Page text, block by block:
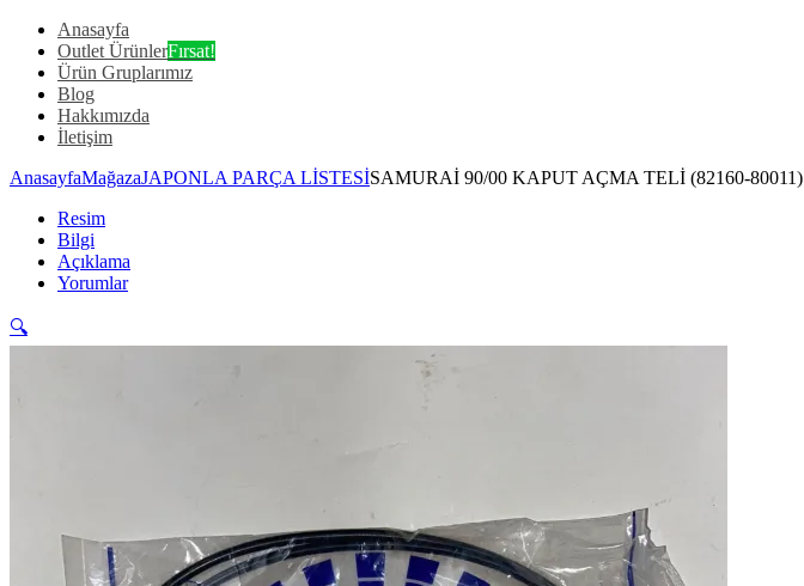
Anasayfa
Outlet ÜrünlerFırsat!
Ürün Gruplarımız
Blog
Hakkımızda
İletişim
AnasayfaMağazaJAPONLA PARÇA LİSTESİSAMURAİ 90/00 KAPUT AÇMA TELİ (82160-80011)
Resim
Bilgi
Açıklama
Yorumlar
🔍